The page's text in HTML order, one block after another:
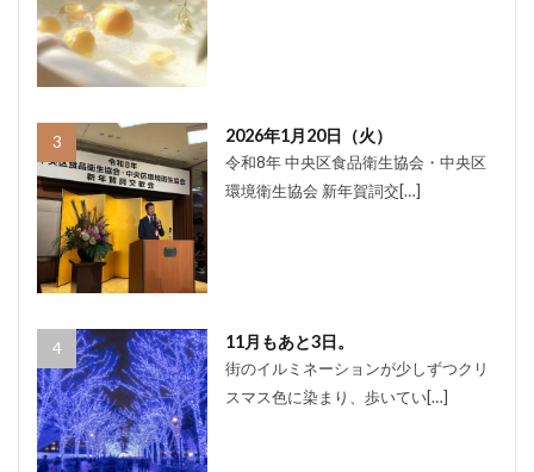
2026年1月20日（火）
令和8年 中央区食品衛生協会・中央区
環境衛生協会 新年賀詞交[…]
11月もあと3日。
街のイルミネーションが少しずつクリ
スマス色に染まり、歩いてい[…]